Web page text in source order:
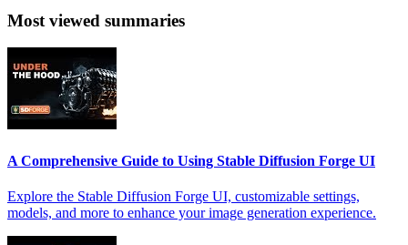
Most viewed summaries
A Comprehensive Guide to Using Stable Diffusion Forge UI
Explore the Stable Diffusion Forge UI, customizable settings,
models, and more to enhance your image generation experience.